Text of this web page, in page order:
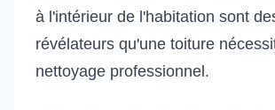
à l'intérieur de l'habitation sont
révélateurs qu'une toiture
nettoyage professionnel.